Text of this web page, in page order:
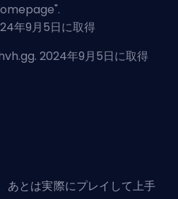
".
年9月5日に取得
2024年9月5日に取得
あとは実際にプレイして上手